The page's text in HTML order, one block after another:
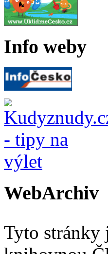
Info weby
WebArchiv
Tyto stránky